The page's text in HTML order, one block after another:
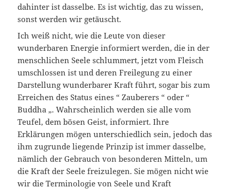
dahinter ist dasselbe. Es ist wichtig, das zu wissen,
sonst werden wir getäuscht.
Ich weiß nicht, wie die Leute von dieser
wunderbaren Energie informiert werden, die in der
menschlichen Seele schlummert, jetzt vom Fleisch
umschlossen ist und deren Freilegung zu einer
Darstellung wunderbarer Kraft führt, sogar bis zum
Erreichen des Status eines “ Zauberers “ oder “
Buddha „. Wahrscheinlich werden sie alle vom
Teufel, dem bösen Geist, informiert. Ihre
Erklärungen mögen unterschiedlich sein, jedoch das
ihm zugrunde liegende Prinzip ist immer dasselbe,
nämlich der Gebrauch von besonderen Mitteln, um
die Kraft der Seele freizulegen. Sie mögen nicht wie
wir die Terminologie von Seele und Kraft